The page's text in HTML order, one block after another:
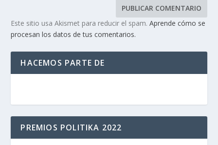
Este sitio usa Akismet para reducir el spam.Aprende cómo se
procesan los datos de tus comentarios.
HACEMOS PARTE DE
PREMIOS POLITIKA 2022